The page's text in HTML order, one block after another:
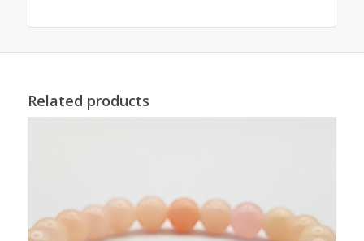
Related products